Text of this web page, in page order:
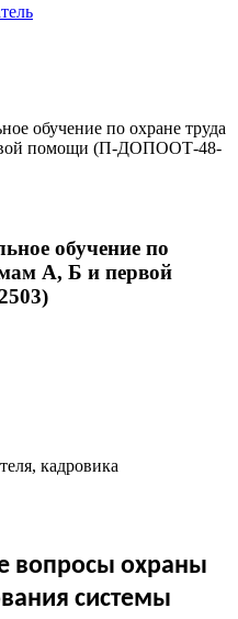
обучение по охране труда
помощи (П-ДОПООТ-48-
обучение по
А, Б и первой
кадровика
вопросы охраны
системы